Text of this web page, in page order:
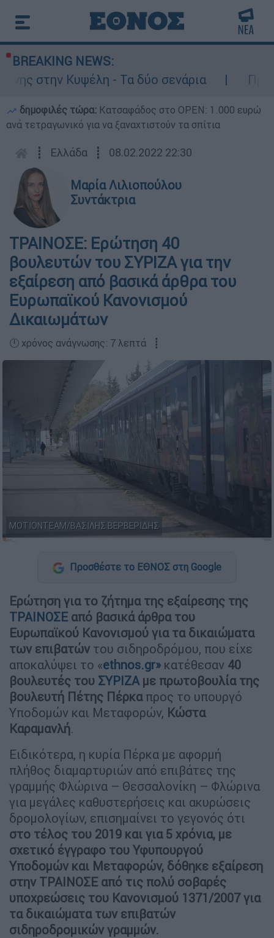
BREAKING NEWS:
Κυψέλη - Τα δύο σενάρια
δημοφιλές τώρα: Κατσαφάδος στο OPEN: 1.000 ευρώ
ανά τετραγωνικό για να ξαναχτιστούν τα σπίτια
┋ Ελλάδα ┋ 08.02.2022 22:30
Μαρία Λιλιοπούλου
Συντάκτρια
ΤΡΑΙΝΟΣΕ: Ερώτηση 40
βουλευτών του ΣΥΡΙΖΑ για την
εξαίρεση από βασικά άρθρα του
Ευρωπαϊκού Κανονισμού
Δικαιωμάτων
🕛 χρόνος ανάγνωσης: 7 λεπτά ┋
ΜΟΤΙΟΝΤΕΑΜ/ΒΑΣΙΛΗΣ ΒΕΡΒΕΡΙΔΗΣ
Προσθέστε το ΕΘΝΟΣ στη Google
Ερώτηση για το ζήτημα της εξαίρεσης της
ΤΡΑΙΝΟΣΕ από βασικά άρθρα του
Ευρωπαϊκού Κανονισμού για τα δικαιώματα
των επιβατών του σιδηροδρόμου, που είχε
αποκαλύψει το «ethnos.gr»κατέθεσαν 40
βουλευτές του ΣΥΡΙΖΑ με πρωτοβουλία της
βουλευτή Πέτης Πέρκαπρος το υπουργό
Υποδομών και Μεταφορών, Κώστα
Καραμανλή.
Ειδικότερα, η κυρία Πέρκα με αφορμή
πλήθος διαμαρτυριών από επιβάτες της
γραμμής Φλώρινα – Θεσσαλονίκη – Φλώρινα
για μεγάλες καθυστερήσεις και ακυρώσεις
δρομολογίων, επισημαίνει το γεγονός ότι
στο τέλος του 2019 και για 5 χρόνια, με
σχετικό έγγραφο του Υφυπουργού
Υποδομών και Μεταφορών, δόθηκε εξαίρεση
στην ΤΡΑΙΝΟΣΕ από τις πολύ σοβαρές
υποχρεώσεις του Κανονισμού 1371/2007 για
τα δικαιώματα των επιβατών
σιδηροδρομικών γραμμών.